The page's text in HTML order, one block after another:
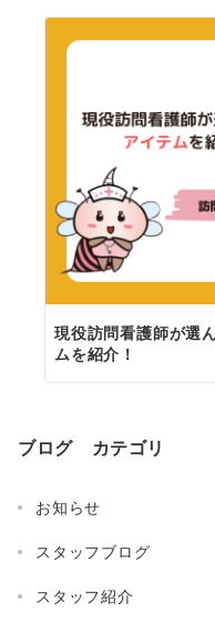
現役訪問看護師が選
ムを紹介！
ブログ カテゴリ
お知らせ
スタッフブログ
スタッフ紹介